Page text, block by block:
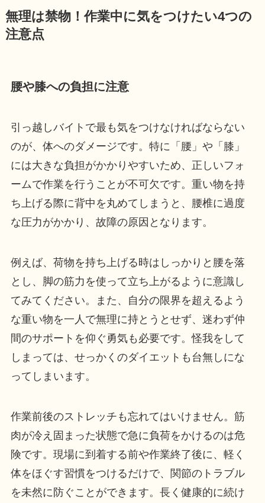
無理は禁物！作業中に気をつけたい4つの
注意点
腰や膝への負担に注意
引っ越しバイトで最も気をつけなければならない
のが、体へのダメージです。特に「腰」や「膝」
には大きな負担がかかりやすいため、正しいフォ
ームで作業を行うことが不可欠です。重い物を持
ち上げる際に背中を丸めてしまうと、腰椎に過度
な圧力がかかり、故障の原因となります。
例えば、荷物を持ち上げる時はしっかりと腰を落
とし、脚の筋力を使って立ち上がるように意識し
てみてください。また、自分の限界を超えるよう
な重い物を一人で無理に持とうとせず、迷わず仲
間のサポートを仰ぐ勇気も必要です。怪我をして
しまっては、せっかくのダイエットも台無しにな
ってしまいます。
作業前後のストレッチも忘れてはいけません。筋
肉が冷え固まった状態で急に負荷をかけるのは危
険です。現場に到着する前や作業終了後に、軽く
体をほぐす習慣をつけるだけで、関節のトラブル
を未然に防ぐことができます。長く健康的に続け